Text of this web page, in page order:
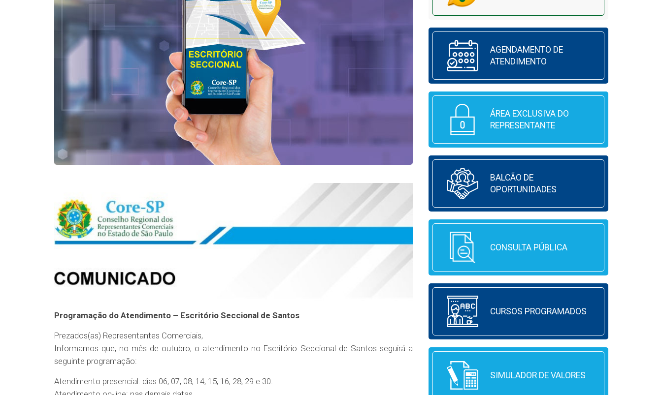
Programação do Atendimento – Escritório Seccional de Santos
Prezados(as) Representantes Comerciais,
Informamos que, no mês de outubro, o atendimento no Escritório Seccional de Santos seguirá a
seguinte programação:
Atendimento presencial: dias 06, 07, 08, 14, 15, 16, 28, 29 e 30.
AGENDAMENTO DE
ATENDIMENTO
ÁREA EXCLUSIVA DO
REPRESENTANTE
BALCÃO DE
OPORTUNIDADES
CONSULTA PÚBLICA
CURSOS PROGRAMADOS
SIMULADOR DE VALORES